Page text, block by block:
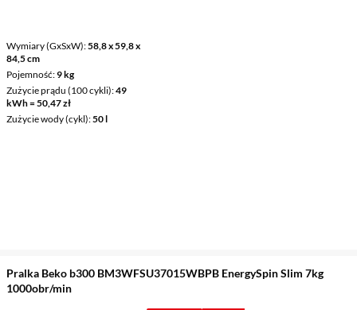
Wymiary (GxSxW) 58,8 x 59,8 x
84,5 cm
Pojemność 9 kg
Zużycie prądu (100 cykli) 49
kWh = 50,47 zł
Zużycie wody (cykl) 50 l
Pralka Beko b300 BM3WFSU37015WBPB EnergySpin Slim 7kg
1000obr/min